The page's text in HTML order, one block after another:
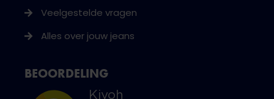
Veelgestelde vragen
Alles over jouw jeans
BEOORDELING